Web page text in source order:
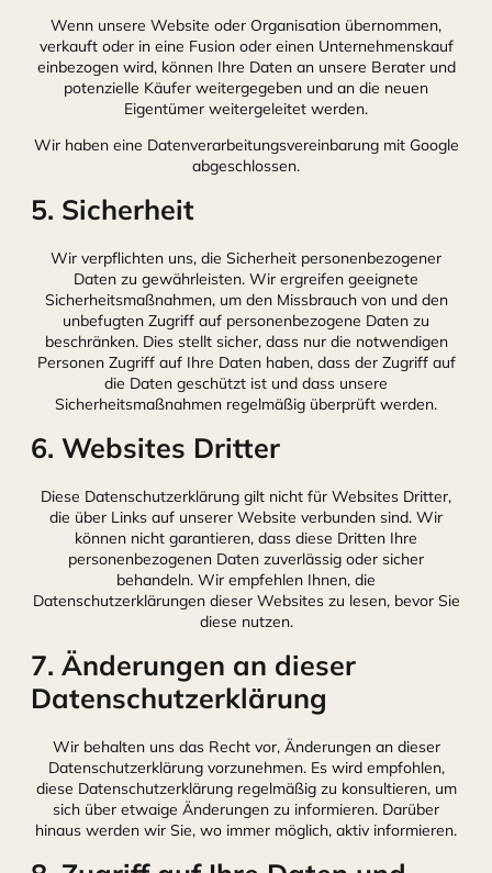
Wenn unsere Website oder Organisation übernommen,
verkauft oder in eine Fusion oder einen Unternehmenskauf
einbezogen wird, können Ihre Daten an unsere Berater und
potenzielle Käufer weitergegeben und an die neuen
Eigentümer weitergeleitet werden.
Wir haben eine Datenverarbeitungsvereinbarung mit Google
abgeschlossen.
5. Sicherheit
Wir verpflichten uns, die Sicherheit personenbezogener
Daten zu gewährleisten. Wir ergreifen geeignete
Sicherheitsmaßnahmen, um den Missbrauch von und den
unbefugten Zugriff auf personenbezogene Daten zu
beschränken. Dies stellt sicher, dass nur die notwendigen
Personen Zugriff auf Ihre Daten haben, dass der Zugriff auf
die Daten geschützt ist und dass unsere
Sicherheitsmaßnahmen regelmäßig überprüft werden.
6. Websites Dritter
Diese Datenschutzerklärung gilt nicht für Websites Dritter,
die über Links auf unserer Website verbunden sind. Wir
können nicht garantieren, dass diese Dritten Ihre
personenbezogenen Daten zuverlässig oder sicher
behandeln. Wir empfehlen Ihnen, die
Datenschutzerklärungen dieser Websites zu lesen, bevor Sie
diese nutzen.
7. Änderungen an dieser
Datenschutzerklärung
Wir behalten uns das Recht vor, Änderungen an dieser
Datenschutzerklärung vorzunehmen. Es wird empfohlen,
diese Datenschutzerklärung regelmäßig zu konsultieren, um
sich über etwaige Änderungen zu informieren. Darüber
hinaus werden wir Sie, wo immer möglich, aktiv informieren.